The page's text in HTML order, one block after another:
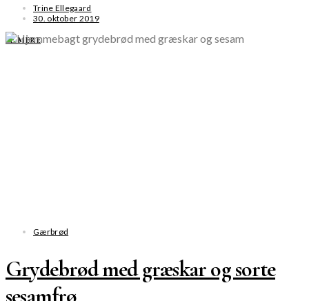
Trine Ellegaard
30. oktober 2019
SE MERE
Gærbrød
Grydebrød med græskar og sorte